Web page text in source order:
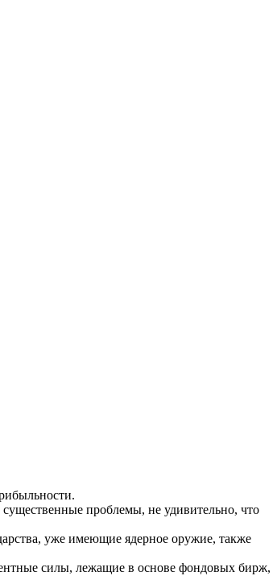
существенные проблемы, не удивительно, что
уже имеющие ядерное оружие, также
силы, лежащие в основе фондовых бирж,